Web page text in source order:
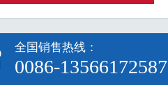
全国销售热线：
0086-13566172587